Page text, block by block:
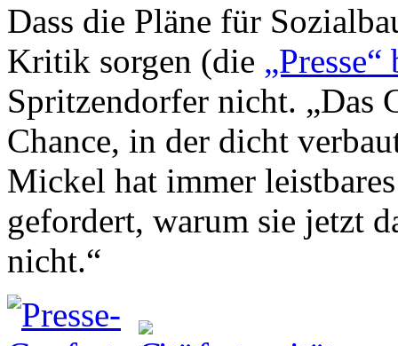
Dass die Pläne für
Kritik sorgen (die
Spritzendorfer nicht. „Das
Chance, in der dicht
Mickel hat immer
gefordert, warum sie jetzt
nicht.“